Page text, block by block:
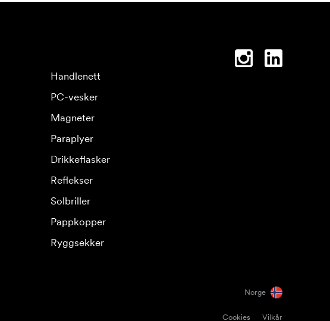
Handlenett
PC-vesker
Magneter
Paraplyer
Drikkeflasker
Reflekser
Solbriller
Pappkopper
Ryggsekker
Norge
Cookies Vilkår